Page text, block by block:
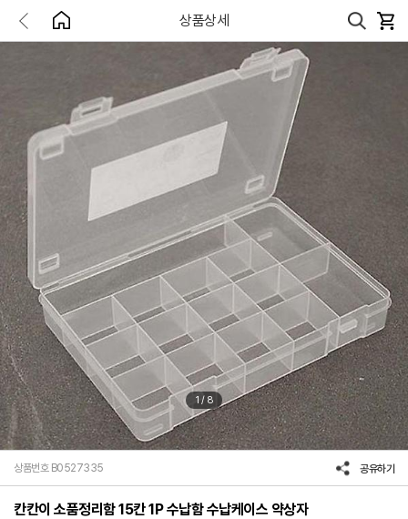
상품상세
1/ 8
상품번호 B0527335 공유하기
칸칸이 소품정리함 15칸 1P 수납함 수납케이스 약상자